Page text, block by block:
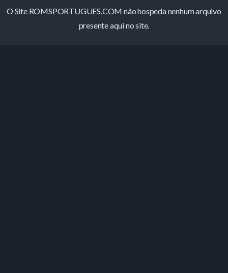
O Site ROMSPORTUGUES.COM não hospeda nenhum arquivo
presente aqui no site.